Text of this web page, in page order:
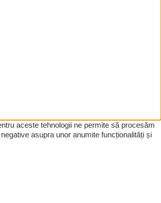
aceste tehnologii ne permite să procesăm
asupra unor anumite funcționalități și